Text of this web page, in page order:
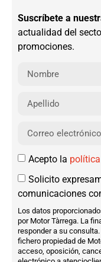
Suscríbete a
actualidad del
promociones.
Acepto la
Solicito
comunicaciones
Los datos
por Motor Tàrrega. La
responder a su
fichero propiedad de
acceso, oposición,